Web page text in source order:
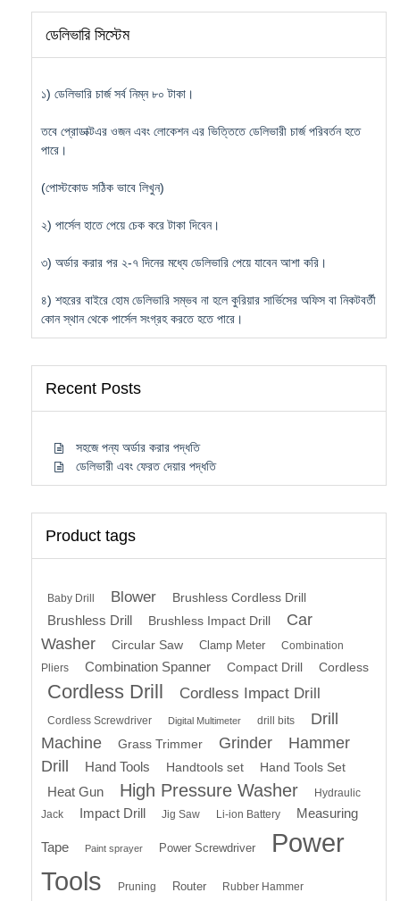
ডেলিভারি সিস্টেম
১) ডেলিভারি চার্জ সর্ব নিম্ন ৮০ টাকা।
তবে প্রোডাক্টএর ওজন এবং লোকেশন এর ভিত্তিতে ডেলিভারী চার্জ পরিবর্তন হতে
পারে।
(পোস্টকোড সঠিক ভাবে লিখুন)
২) পার্সেল হাতে পেয়ে চেক করে টাকা দিবেন।
৩) অর্ডার করার পর ২-৭ দিনের মধ্যে ডেলিভারি পেয়ে যাবেন আশা করি।
৪) শহরের বাইরে হোম ডেলিভারি সম্ভব না হলে কুরিয়ার সার্ভিসের অফিস বা নিকটবর্তী
কোন স্থান থেকে পার্সেল সংগ্রহ করতে হতে পারে।
Recent Posts
সহজে পন্য অর্ডার করার পদ্ধতি
ডেলিভারী এবং ফেরত দেয়ার পদ্ধতি
Product tags
Baby Drill Blower Brushless Cordless Drill
Brushless Drill Brushless Impact Drill
Car
Washer
Circular Saw Clamp Meter
Combination
Pliers
Combination Spanner Compact Drill Cordless
Cordless Drill Cordless Impact Drill
Cordless Screwdriver Digital Multimeter drill bits
Drill
Machine
Grass Trimmer Grinder
Hammer
Drill
Hand Tools Handtools set Hand Tools Set
Heat Gun High Pressure Washer
Hydraulic
Jack
Impact Drill Jig Saw Li-ion Battery Measuring
Tape Paint sprayer Power Screwdriver
Power
Tools
Pruning Router Rubber Hammer